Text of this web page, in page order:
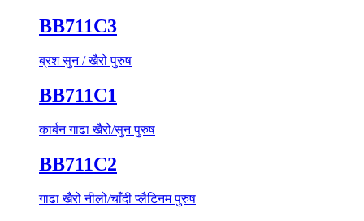
BB711C3
ब्रश सुन / खैरो पुरुष
BB711C1
कार्बन गाढा खैरो/सुन पुरुष
BB711C2
गाढा खैरो नीलो/चाँदी प्लैटिनम पुरुष